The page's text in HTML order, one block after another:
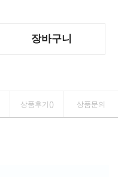
장바구니
상품후기() 상품문의